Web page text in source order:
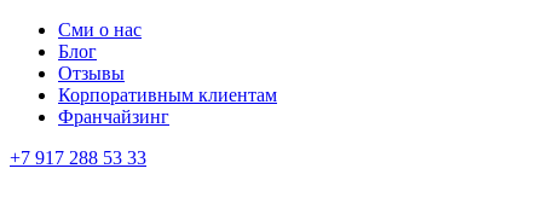
Сми о нас
Блог
Отзывы
Корпоративным клиентам
Франчайзинг
+7 917 288 53 33